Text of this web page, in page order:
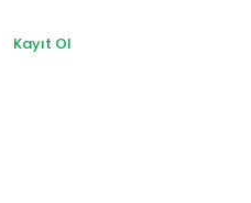
Kayıt Ol